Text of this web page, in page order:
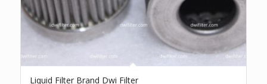
Liquid Filter Brand Dwi Filter